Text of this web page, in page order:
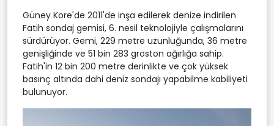
Güney Kore'de 2011'de inşa edilerek denize indirilen
Fatih sondaj gemisi, 6. nesil teknolojiyle çalışmalarını
sürdürüyor. Gemi, 229 metre uzunluğunda, 36 metre
genişliğinde ve 51 bin 283 groston ağırlığa sahip.
Fatih'in 12 bin 200 metre derinlikte ve çok yüksek
basınç altında dahi deniz sondajı yapabilme kabiliyeti
bulunuyor.